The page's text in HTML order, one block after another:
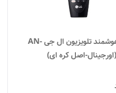
کنترل هوشمند تلویزیون ال جی AN-